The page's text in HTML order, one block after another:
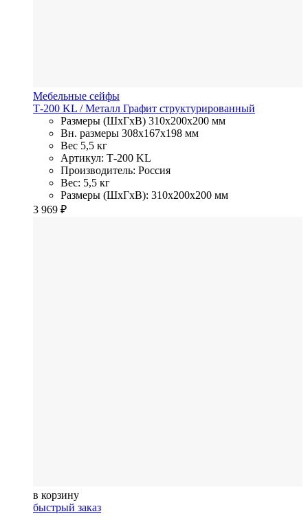
Мебельные сейфы
Т-200 KL / Металл Графит структурированный
Размеры (ШхГхВ) 310x200x200 мм
Вн. размеры 308x167х198 мм
Вес 5,5 кг
Артикул: Т-200 KL
Производитель: Россия
Вес: 5,5 кг
Размеры (ШхГхВ): 310x200x200 мм
3 969 ₽
в корзину
быстрый заказ